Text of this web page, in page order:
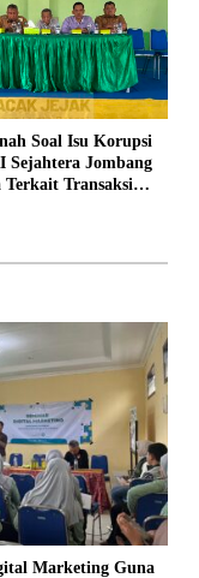
Soal Isu Korupsi
Sejahtera Jombang
Terkait Transaksi
Marketing Guna